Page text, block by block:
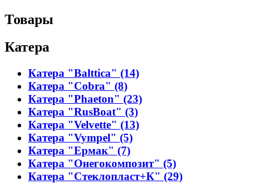
Товары
Катера
Катера "Balttica" (14)
Катера "Cobra" (8)
Катера "Phaeton" (23)
Катера "RusBoat" (3)
Катера "Velvette" (13)
Катера "Vympel" (5)
Катера "Ермак" (7)
Катера "Онегокомпозит" (5)
Катера "Стеклопласт+К" (29)